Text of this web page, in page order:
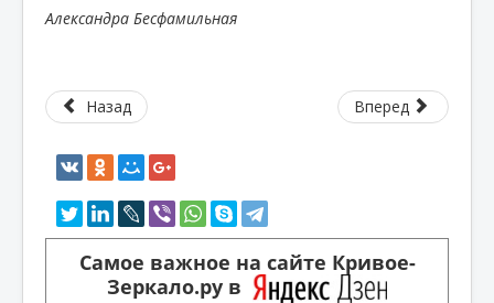
Александра Бесфамильная
Назад Вперед
Самое важное на сайте Кривое-
Зеркало.ру в